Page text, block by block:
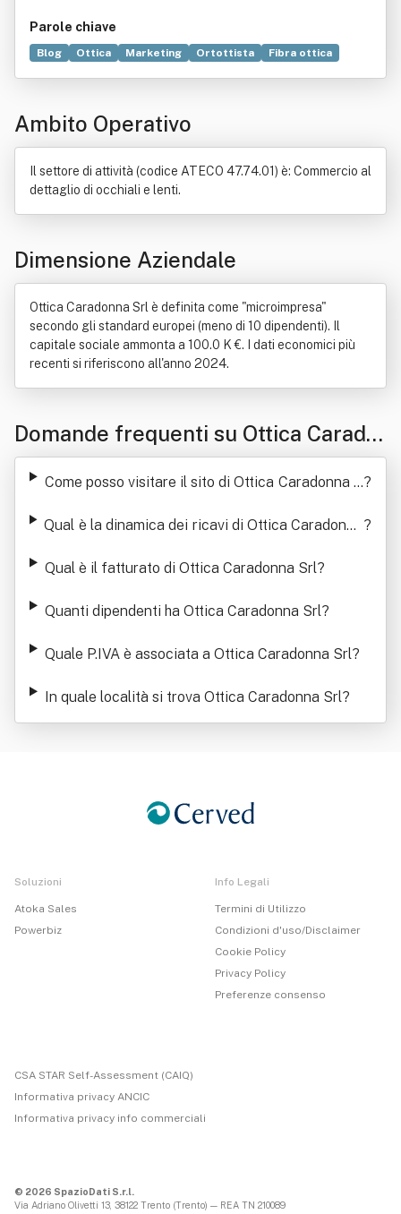
Parole chiave
Blog Ottica Marketing Ortottista
Fibra ottica
Ricerca scientifica
Associazione (diritto)
Ambito Operativo
Il settore di attività (codice ATECO 47.74.01) è: Commercio al
dettaglio di occhiali e lenti.
Dimensione Aziendale
Ottica Caradonna Srl è definita come "microimpresa"
secondo gli standard europei (meno di 10 dipendenti). Il
capitale sociale ammonta a 100.0 K €. I dati economici più
recenti si riferiscono all'anno 2024.
Domande frequenti su Ottica Carado
nna Srl
Come posso visitare il sito di Ottica Caradonna S?
Qual è la dinamica dei ricavi di Ottica Caradonna ?
Qual è il fatturato di Ottica Caradonna Srl?
Quanti dipendenti ha Ottica Caradonna Srl?
Quale P.IVA è associata a Ottica Caradonna Srl?
In quale località si trova Ottica Caradonna Srl?
Soluzioni
Atoka Sales
Powerbiz
Info Legali
Termini di Utilizzo
Condizioni d'uso/Disclaimer
Cookie Policy
Privacy Policy
Preferenze consenso
CSA STAR Self-Assessment (CAIQ)
Informativa privacy ANCIC
Informativa privacy info commerciali
© 2026 SpazioDati S.r.l.
Via Adriano Olivetti 13, 38122 Trento (Trento) — REA TN 210089